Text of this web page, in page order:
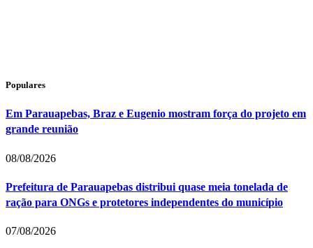
Populares
Em Parauapebas, Braz e Eugenio mostram força do projeto em
grande reunião
08/08/2026
Prefeitura de Parauapebas distribui quase meia tonelada de
ração para ONGs e protetores independentes do município
07/08/2026